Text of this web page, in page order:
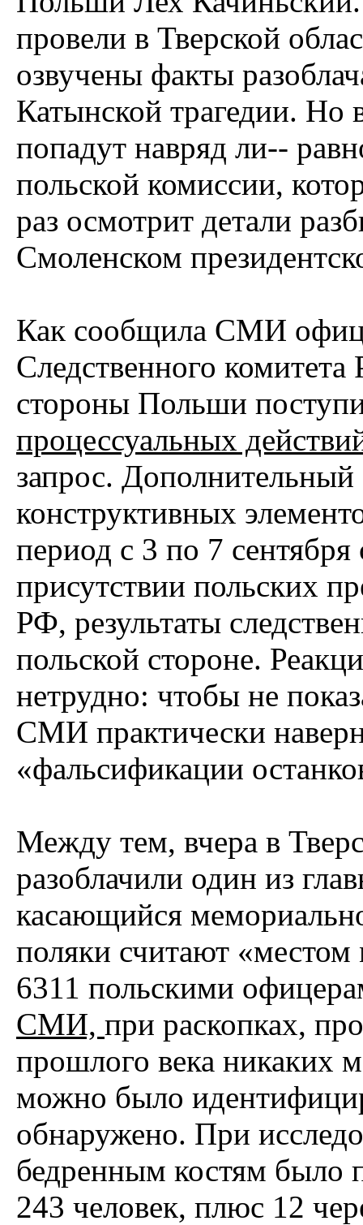
провели в Тверской
озвучены факты
Катынской трагедии.
попадут навряд ли--
польской комиссии,
раз осмотрит детали
Смоленском
Как сообщила СМИ
Следственного
стороны Польши
процессуальных
запрос. Дополнительный
конструктивных
период с 3 по 7
присутствии польских
РФ, результаты
польской стороне.
нетрудно: чтобы не
СМИ практически
«фальсификации
Между тем, вчера в
разоблачили один из
касающийся
поляки считают
6311 польскими
СМИ, при раскопках,
прошлого века никаких
можно было
обнаружено. При
бедренным костям было
243 человек, плюс 12